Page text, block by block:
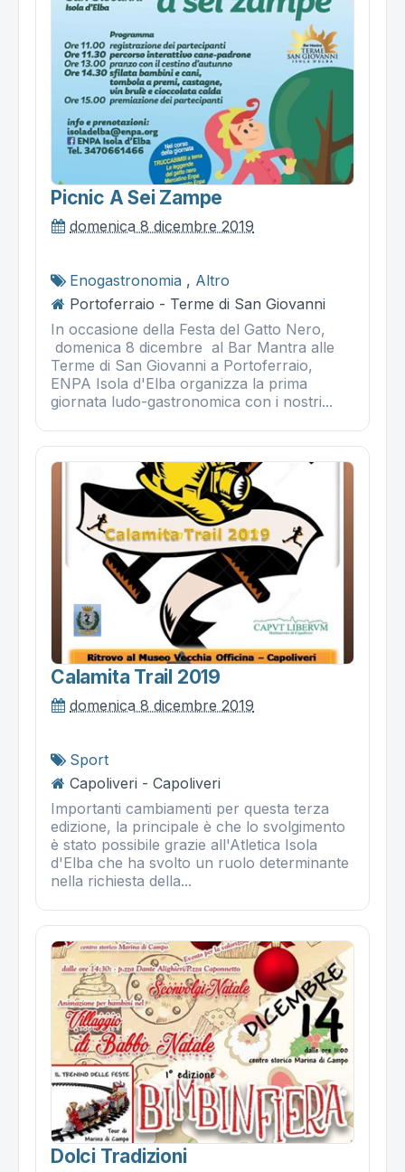
Picnic A Sei Zampe
domenica 8 dicembre 2019
Enogastronomia , Altro
Portoferraio - Terme di San Giovanni
In occasione della Festa del Gatto Nero,
domenica 8 dicembre al Bar Mantra alle
Terme di San Giovanni a Portoferraio,
ENPA Isola d'Elba organizza la prima
giornata ludo-gastronomica con i nostri...
Calamita Trail 2019
domenica 8 dicembre 2019
Sport
Capoliveri - Capoliveri
Importanti cambiamenti per questa terza
edizione, la principale è che lo svolgimento
è stato possibile grazie all'Atletica Isola
d'Elba che ha svolto un ruolo determinante
nella richiesta della...
Dolci Tradizioni